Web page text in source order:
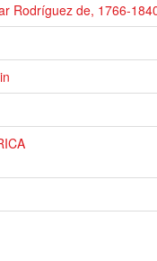
Rodríguez de, 1766-